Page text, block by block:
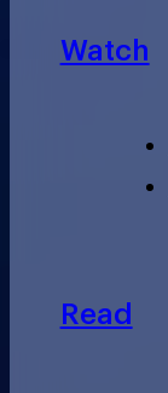
Watch
Read